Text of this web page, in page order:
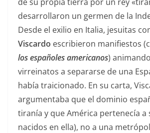
desarrollaron un germen de la
Desde el exilio en Italia, jesuitas
Viscardo escribieron manifiestos
los españoles americanos)
virreinatos a separarse de una
había traicionado. En su carta,
argumentaba que el dominio
tiranía y que América pertenecía a
nacidos en ella), no a una